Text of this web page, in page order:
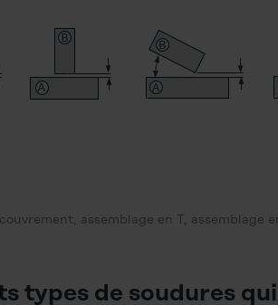
assemblage en T, assemblage
types de soudures